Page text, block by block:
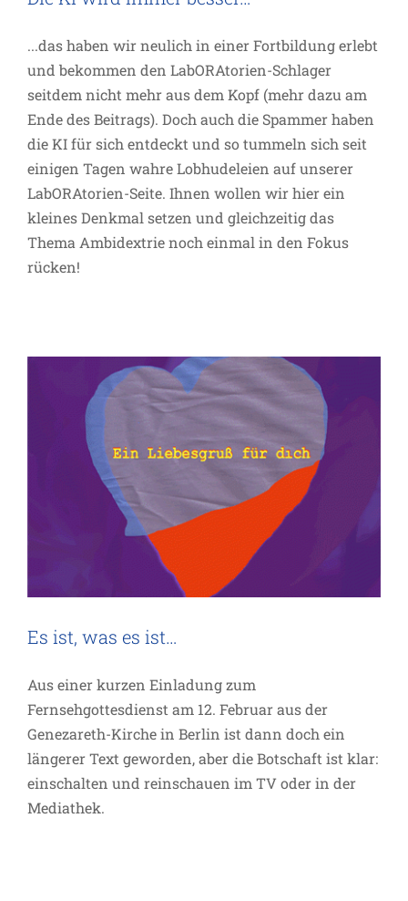
...das haben wir neulich in einer Fortbildung erlebt
und bekommen den LabORAtorien-Schlager
seitdem nicht mehr aus dem Kopf (mehr dazu am
Ende des Beitrags). Doch auch die Spammer haben
die KI für sich entdeckt und so tummeln sich seit
einigen Tagen wahre Lobhudeleien auf unserer
LabORAtorien-Seite. Ihnen wollen wir hier ein
kleines Denkmal setzen und gleichzeitig das
Thema Ambidextrie noch einmal in den Fokus
rücken!
Es ist, was es ist…
Es ist, was es ist…
Aus einer kurzen Einladung zum
Fernsehgottesdienst am 12. Februar aus der
Genezareth-Kirche in Berlin ist dann doch ein
längerer Text geworden, aber die Botschaft ist klar:
einschalten und reinschauen im TV oder in der
Mediathek.